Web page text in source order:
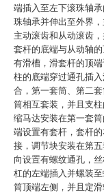
端插入至左下滚珠轴
珠轴承并伸出至外界
主动滚齿和从动滚齿
套杆的底端与从动轴
有滑槽，滑套杆的顶
柱的底端穿过通孔插
合，第一套筒、第二
筒相互套装，并且支
缩马达安装在第一套
端设置有套杆，套杆
接，调节块安装在第
向设置有螺纹通孔，
杠的左端插入并螺装
筒顶端左侧，并且定